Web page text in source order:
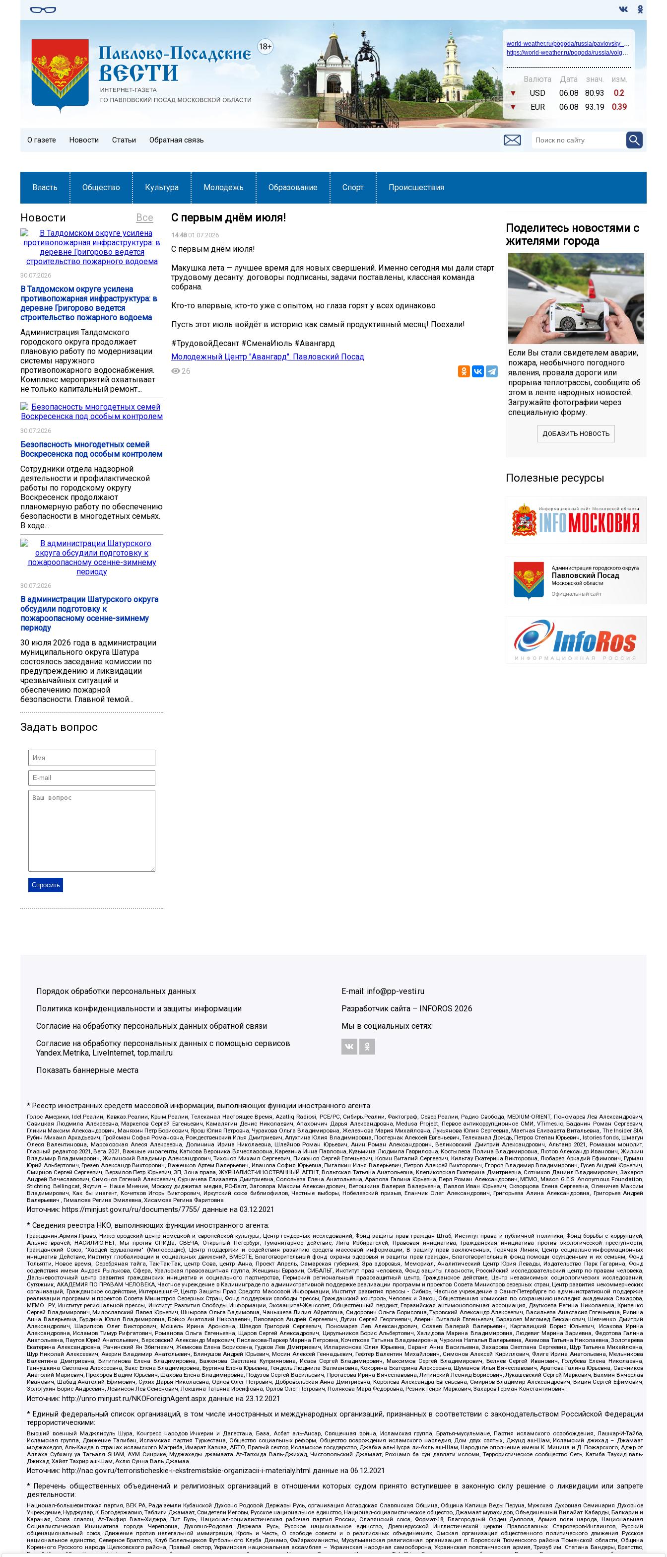
world-weather.ru/pogoda/russia/pavlovsky_posad/14days/
https://world-weather.ru/pogoda/russia/volgograd/
Валюта Дата знач.
изм.
▼
USD 06.08 80.93
0.2
▼
EUR 06.08 93.19 0.39
О газете Новости Статьи Обратная связь
Власть Общество Культура Молодежь Образование Спорт Происшествия
Все
Новости
30.07.2026
В Талдомском округе усилена
противопожарная инфраструктура: в
деревне Григорово ведется
строительство пожарного водоема
Администрация Талдомского
городского округа продолжает
плановую работу по модернизации
системы наружного
противопожарного водоснабжения.
Комплекс мероприятий охватывает
не только капитальный ремонт...
30.07.2026
Безопасность многодетных семей
Воскресенска под особым контролем
Сотрудники отдела надзорной
деятельности и профилактической
работы по городскому округу
Воскресенск продолжают
планомерную работу по обеспечению
безопасности в многодетных семьях.
В ходе...
30.07.2026
В администрации Шатурского округа
обсудили подготовку к
пожароопасному осенне-зимнему
периоду
30 июля 2026 года в администрации
муниципального округа Шатура
состоялось заседание комиссии по
предупреждению и ликвидации
чрезвычайных ситуаций и
обеспечению пожарной
безопасности. Главной темой...
Задать вопрос
С первым днём июля! ️
14:4801.07.2026
С первым днём июля! ️
Макушка лета — лучшее время для новых свершений. Именно сегодня мы дали старт
трудовому десанту: договоры подписаны, задачи поставлены, классная команда
собрана.
Кто-то впервые, кто-то уже с опытом, но глаза горят у всех одинаково
Пусть этот июль войдёт в историю как самый продуктивный месяц! Поехали!
#ТрудовойДесант #СменаИюль #Авангард
Молодежный Центр "Авангард". Павловский Посад
26
Поделитесь новостями с
жителями города
Если Вы стали свидетелем аварии,
пожара, необычного погодного
явления, провала дороги или
прорыва теплотрассы, сообщите об
этом в ленте народных новостей.
Загружайте фотографии через
специальную форму.
ДОБАВИТЬ НОВОСТЬ
Полезные ресурсы
Порядок обработки персональных данных
Политика конфиденциальности и защиты информации
Согласие на обработку персональных данных обратной связи
Согласие на обработку персональных данных с помощью сервисов
Yandex.Metrika, LiveInternet, top.mail.ru
Показать баннерные места
E-mail: info@pp-vesti.ru
Разработчик сайта –
INFOROS 2026
Мы в социальных сетях:
* Реестр иностранных средств массовой информации, выполняющих функции иностранного агента:
Голос Америки, Idel.Реалии, Кавказ.Реалии, Крым.Реалии, Телеканал Настоящее Время, Azatliq Radiosi, PCE/PC, Сибирь.Реалии, Фактограф, Север.Реалии, Радио Свобода, MEDIUM-ORIENT, Пономарев Лев Александрович,
Савицкая Людмила Алексеевна, Маркелов Сергей Евгеньевич, Камалягин Денис Николаевич, Апахончич Дарья Александровна, Medusa Project, Первое антикоррупционное СМИ, VTimes.io, Баданин Роман Сергеевич,
Гликин Максим Александрович, Маняхин Петр Борисович, Ярош Юлия Петровна, Чуракова Ольга Владимировна, Железнова Мария Михайловна, Лукьянова Юлия Сергеевна, Маетная Елизавета Витальевна, The Insider SIA,
Рубин Михаил Аркадьевич, Гройсман Софья Романовна, Рождественский Илья Дмитриевич, Апухтина Юлия Владимировна, Постернак Алексей Евгеньевич, Телеканал Дождь, Петров Степан Юрьевич, Istories fonds, Шмагун
Олеся Валентиновна, Мароховская Алеся Алексеевна, Долинина Ирина Николаевна, Шлейнов Роман Юрьевич, Анин Роман Александрович, Великовский Дмитрий Александрович, Альтаир 2021, Ромашки монолит,
Главный редактор 2021, Вега 2021, Важные иноагенты, Каткова Вероника Вячеславовна, Карезина Инна Павловна, Кузьмина Людмила Гавриловна, Костылева Полина Владимировна, Лютов Александр Иванович, Жилкин
Владимир Владимирович, Жилинский Владимир Александрович, Тихонов Михаил Сергеевич, Пискунов Сергей Евгеньевич, Ковин Виталий Сергеевич, Кильтау Екатерина Викторовна, Любарев Аркадий Ефимович, Гурман
Юрий Альбертович, Грезев Александр Викторович, Важенков Артем Валерьевич, Иванова София Юрьевна, Пигалкин Илья Валерьевич, Петров Алексей Викторович, Егоров Владимир Владимирович, Гусев Андрей Юрьевич,
Смирнов Сергей Сергеевич, Верзилов Петр Юрьевич, ЗП, Зона права, ЖУРНАЛИСТ-ИНОСТРАННЫЙ АГЕНТ, Вольтская Татьяна Анатольевна, Клепиковская Екатерина Дмитриевна, Сотников Даниил Владимирович, Захаров
Андрей Вячеславович, Симонов Евгений Алексеевич, Сурначева Елизавета Дмитриевна, Соловьева Елена Анатольевна, Арапова Галина Юрьевна, Перл Роман Александрович, МЕМО, Mason G.E.S. Anonymous Foundation,
Stichting Bellingcat, Якутия – Наше Мнение, Москоу диджитал медиа, РС-Балт, Заговора Максим Александрович, Ветошкина Валерия Валерьевна, Павлов Иван Юрьевич, Скворцова Елена Сергеевна, Оленичев Максим
Владимирович, Как бы инагент, Кочетков Игорь Викторович, Иркутский союз библиофилов, Честные выборы, Нобелевский призыв, Еланчик Олег Александрович, Григорьева Алина Александровна, Григорьев Андрей
Валерьевич , Гималова Регина Эмилевна, Хисамова Регина Фаритовна
Источник: https://minjust.gov.ru/ru/documents/7755/ данные на03.12.2021
* Сведения реестра НКО, выполняющих функции иностранного агента:
Гражданин.Армия.Право, Нижегородский центр немецкой и европейской культуры, Центр гендерных исследований, Фонд защиты прав граждан Штаб, Институт права и публичной политики, Фонд борьбы с коррупцией,
Альянс врачей, НАСИЛИЮ.НЕТ, Мы против СПИДа, СВЕЧА, Открытый Петербург, Гуманитарное действие, Лига Избирателей, Правовая инициатива, Гражданская инициатива против экологической преступности,
Гражданский Союз, "Хасдей Ерушалаим" (Милосердие), Центр поддержки и содействия развитию средств массовой информации, В защиту прав заключенных, Горячая Линия, Центр социально-информационных
инициатив Действие, Институт глобализации и социальных движений, ВМЕСТЕ, Благотворительный фонд охраны здоровья и защиты прав граждан, Благотворительный фонд помощи осужденным и их семьям, Фонд
Тольятти, Новое время, Серебряная тайга, Так-Так-Так, центр Сова, центр Анна, Проект Апрель, Самарская губерния, Эра здоровья, Мемориал, Аналитический Центр Юрия Левады, Издательство Парк Гагарина, Фонд
содействия имени Андрея Рылькова, Сфера, Уральская правозащитная группа, Женщины Евразии, СИБАЛЬТ, Институт прав человека, Фонд защиты гласности, Российский исследовательский центр по правам человека,
Дальневосточный центр развития гражданских инициатив и социального партнерства, Пермский региональный правозащитный центр, Гражданское действие, Центр независимых социологических исследований,
Сутяжник, АКАДЕМИЯ ПО ПРАВАМ ЧЕЛОВЕКА, Частное учреждение в Калининграде по административной поддержке реализации программ и проектов Совета Министров северных стран, Центр развития некоммерческих
организаций, Гражданское содействие, Интернешнл-Р, Центр Защиты Прав Средств Массовой Информации, Институт развития прессы - Сибирь, Частное учреждение в Санкт-Петербурге по административной поддержке
реализации программ и проектов Совета Министров Северных Стран, Фонд поддержки свободы прессы, Гражданский контроль, Человек и Закон, Общественная комиссия по сохранению наследия академика Сахарова,
МЕМО. РУ, Институт региональной прессы, Институт Развития Свободы Информации, Экозащита!-Женсовет, Общественный вердикт, Евразийская антимонопольная ассоциация, Дзугкоева Регина Николаевна, Кривенко
Сергей Владимирович, Милославский Павел Юрьевич, Шнырова Ольга Вадимовна, Чанышева Лилия Айратовна, Сидорович Ольга Борисовна, Туровский Александр Алексеевич, Васильева Анастасия Евгеньевна, Ривина
Анна Валерьевна, Бурдина Юлия Владимировна, Бойко Анатолий Николаевич, Пивоваров Андрей Сергеевич, Дугин Сергей Георгиевич, Аверин Виталий Евгеньевич, Барахоев Магомед Бекханович, Шевченко Дмитрий
Александрович, Шарипков Олег Викторович, Мошель Ирина Ароновна, Шведов Григорий Сергеевич, Пономарев Лев Александрович, Созаев Валерий Валерьевич, Каргалицкий Борис Юльевич, Исакова Ирина
Александровна, Исламов Тимур Рифгатович, Романова Ольга Евгеньевна, Щаров Сергей Алексадрович, Цирульников Борис Альбертович, Халидова Марина Владимировна, Людевиг Марина Зариевна, Федотова Галина
Анатольевна, Паутов Юрий Анатольевич, Верховский Александр Маркович, Пислакова-Паркер Марина Петровна, Кочеткова Татьяна Владимировна, Чуркина Наталья Валерьевна, Акимова Татьяна Николаевна, Золотарева
Екатерина Александровна, Рачинский Ян Збигневич, Жемкова Елена Борисовна, Гудков Лев Дмитриевич, Илларионова Юлия Юрьевна, Саранг Анна Васильевна, Захарова Светлана Сергеевна, Щур Татьяна Михайловна,
Щур Николай Алексеевич, Аверин Владимир Анатольевич, Блинушов Андрей Юрьевич, Мосин Алексей Геннадьевич, Гефтер Валентин Михайлович, Симонов Алексей Кириллович, Флиге Ирина Анатольевна, Мельникова
Валентина Дмитриевна, Вититинова Елена Владимировна, Баженова Светлана Куприяновна, Исаев Сергей Владимирович, Максимов Сергей Владимирович, Беляев Сергей Иванович, Голубева Елена Николаевна,
Ганнушкина Светлана Алексеевна, Закс Елена Владимировна, Буртина Елена Юрьевна, Гендель Людмила Залмановна, Кокорина Екатерина Алексеевна, Шуманов Илья Вячеславович, Арапова Галина Юрьевна, Свечников
Анатолий Мариевич, Прохоров Вадим Юрьевич, Шахова Елена Владимировна, Подузов Сергей Васильевич, Протасова Ирина Вячеславовна, Литинский Леонид Борисович, Лукашевский Сергей Маркович, Бахмин Вячеслав
Иванович, Шабад Анатолий Ефимович, Сухих Дарья Николаевна, Орлов Олег Петрович, Добровольская Анна Дмитриевна, Королева Александра Евгеньевна, Смирнов Владимир Александрович, Вицин Сергей Ефимович,
Золотухин Борис Андреевич, Левинсон Лев Семенович, Локшина Татьяна Иосифовна, Орлов Олег Петрович, Полякова Мара Федоровна, Резник Генри Маркович, Захаров Герман Константинович
Источник: http://unro.minjust.ru/NKOForeignAgent.aspx данные на23.12.2021
* Единый федеральный список организаций, в том числе иностранных и международных организаций, признанных в соответствии с законодательством Российской Федерации
террористическими:
Высший военный Маджлисуль Шура, Конгресс народов Ичкерии и Дагестана, База, Асбат аль-Ансар, Священная война, Исламская группа, Братья-мусульмане, Партия исламского освобождения, Лашкар-И-Тайба,
Исламская группа, Движение Талибан, Исламская партия Туркестана, Общество социальных реформ, Общество возрождения исламского наследия, Дом двух святых, Джунд аш-Шам, Исламский джихад – Джамаат
моджахедов, Аль-Каида в странах исламского Магриба, Имарат Кавказ, АБТО, Правый сектор, Исламское государство, Джабха аль-Нусра ли-Ахль аш-Шам, Народное ополчение имени К. Минина и Д. Пожарского, Аджр от
Аллаха Субхану уа Тагьаля SHAM, АУМ Синрике, Муджахеды джамаата Ат-Тавхида Валь-Джихад, Чистопольский Джамаат, Рохнамо ба суи давлати исломи, Террористическое сообщество Сеть, Катиба Таухид валь-
Джихад, Хайят Тахрир аш-Шам, Ахлю Сунна Валь Джамаа
Источник: http://nac.gov.ru/terroristicheskie-i-ekstremistskie-organizacii-i-materialy.html данные на06.12.2021
* Перечень общественных объединений и религиозных организаций в отношении которых судом принято вступившее в законную силу решение о ликвидации или запрете
деятельности:
Национал-большевистская партия, ВЕК РА, Рада земли Кубанской Духовно Родовой Державы Русь, организация Асгардская Славянская Община, Община Капища Веды Перуна, Мужская Духовная Семинария Духовное
Учреждение, Нурджулар, К Богодержавию, Таблиги Джамаат, Свидетели Иеговы, Русское национальное единство, Национал-социалистическое общество, Джамаат мувахидов, Объединенный Вилайат Кабарды, Балкарии и
Карачая, Союз славян, Ат-Такфир Валь-Хиджра, Пит Буль, Национал-социалистическая рабочая партия России, Славянский союз, Формат-18, Благородный Орден Дьявола, Армия воли народа, Национальная
Социалистическая Инициатива города Череповца, Духовно-Родовая Держава Русь, Русское национальное единство, Древнерусской Инглистической церкви Православных Староверов-Инглингов, Русский
общенациональный союз, Движение против нелегальной иммиграции, Кровь и Честь, О свободе совести и о религиозных объединениях, Омская организация общественного политического движения Русское
национальное единство, Северное Братство, Клуб Болельщиков Футбольного Клуба Динамо, Файзрахманисты, Мусульманская религиозная организация п. Боровский Тюменского района Тюменской области, Община
Коренного Русского народа Щелковского района, Правый сектор, Украинская национальная ассамблея – Украинская народная самооборона, Украинская повстанческая армия, Тризуб им. Степана Бандеры, Братство,
Белый Крест, Misanthropic division, Религиозное объединение последователей инглиизма, Народная Социальная Инициатива, TulaSkins, Этнополитическое объединение Русские, Русское национальное объединение